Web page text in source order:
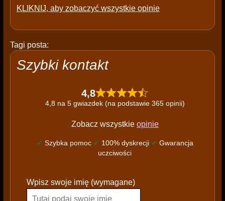
KLIKNIJ, aby zobaczyć wszystkie opinie
Tagi posta:
Szybki kontakt
4,8
4,8 na 5 gwiazdek (na podstawie 365 opinii)
Zobacz wszystkie opinie
✔ Szybka pomoc ✔ 100% dyskrecji ✔ Gwarancja
uczciwości
l
Wpisz swoje imię (wymagane)